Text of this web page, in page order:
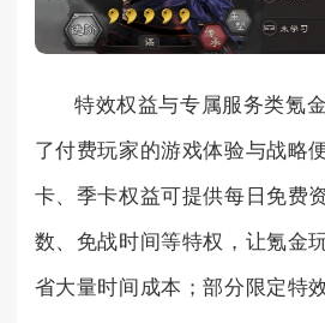
特效权益与专属服务类氪
了付费玩家的游戏体验与战略
卡、季卡权益可提供每日免费
数、免战时间等特权，让氪金
省大量时间成本；部分限定特